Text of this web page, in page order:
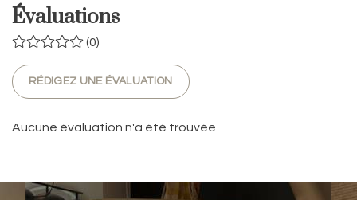
Évaluations
(0)
RÉDIGEZ UNE ÉVALUATION
Aucune évaluation n'a été trouvée